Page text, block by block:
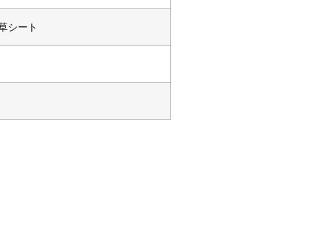
シート